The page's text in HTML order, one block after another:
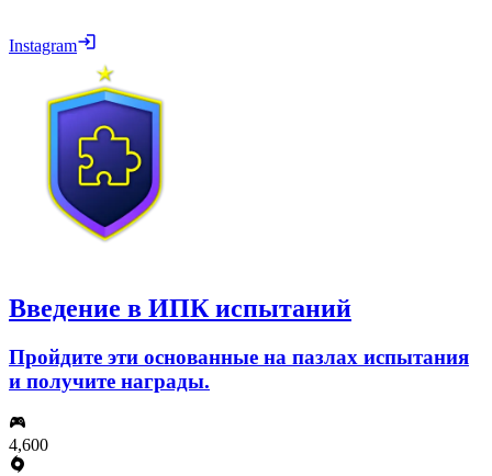
Instagram
Введение в ИПК испытаний
Пройдите эти основанные на пазлах испытания
и получите награды.
4,600